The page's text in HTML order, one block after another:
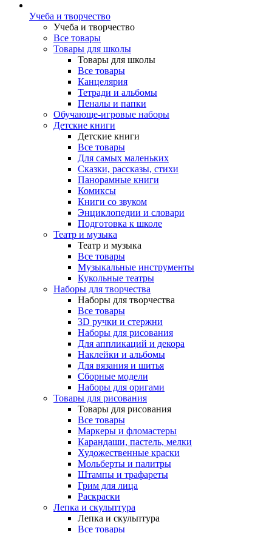
Учеба и творчество
Учеба и творчество
Все товары
Товары для школы
Товары для школы
Все товары
Канцелярия
Тетради и альбомы
Пеналы и папки
Обучающе-игровые наборы
Детские книги
Детские книги
Все товары
Для самых маленьких
Сказки, рассказы, стихи
Панорамные книги
Комиксы
Книги со звуком
Энциклопедии и словари
Подготовка к школе
Театр и музыка
Театр и музыка
Все товары
Музыкальные инструменты
Кукольные театры
Наборы для творчества
Наборы для творчества
Все товары
3D ручки и стержни
Наборы для рисования
Для аппликаций и декора
Наклейки и альбомы
Для вязания и шитья
Сборные модели
Наборы для оригами
Товары для рисования
Товары для рисования
Все товары
Маркеры и фломастеры
Карандаши, пастель, мелки
Художественные краски
Мольберты и палитры
Штампы и трафареты
Грим для лица
Раскраски
Лепка и скульптура
Лепка и скульптура
Все товары